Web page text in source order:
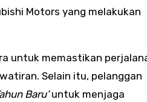
Motors yang melakukan
untuk memastikan
Selain itu, pelanggan
Baru’untuk menjaga